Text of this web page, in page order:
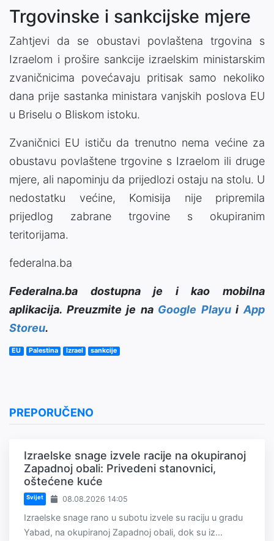
Trgovinske i sankcijske mjere
Zahtjevi da se obustavi povlaštena trgovina s
Izraelom i prošire sankcije izraelskim ministarskim
zvaničnicima povećavaju pritisak samo nekoliko
dana prije sastanka ministara vanjskih poslova EU
u Briselu o Bliskom istoku.
Zvaničnici EU ističu da trenutno nema većine za
obustavu povlaštene trgovine s Izraelom ili druge
mjere, ali napominju da prijedlozi ostaju na stolu. U
nedostatku većine, Komisija nije pripremila
prijedlog zabrane trgovine s okupiranim
teritorijama.
federalna.ba
Federalna.ba dostupna je i kao mobilna
aplikacija. Preuzmite je na Google PlayuiApp
Storeu.
EU Palestina Izrael sankcije
PREPORUČENO
Izraelske snage izvele racije na okupiranoj
Zapadnoj obali: Privedeni stanovnici,
oštećene kuće
Svijet 08.08.2026 14:05
Izraelske snage rano u subotu izvele su raciju u gradu
Yabad, na okupiranoj Zapadnoj obali, dok su iz...